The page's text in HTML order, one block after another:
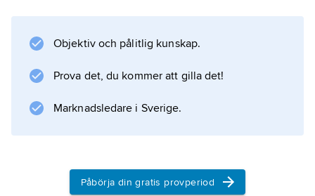
sommarstugebebyggelse.
Information om artikeln
Objektiv och pålitlig kunskap.
Prova det, du kommer att gilla det!
Marknadsledare i Sverige.
Påbörja din gratis provperiod